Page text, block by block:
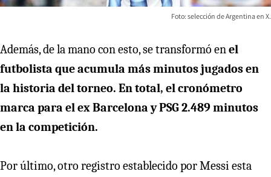
Foto: selección de Argentina en X.
Además, de la mano con esto, se transformó en el
futbolista que acumula más minutos jugados en
la historia del torneo. En total, el cronómetro
marca para el ex Barcelona y PSG 2.489 minutos
en la competición.
Por último, otro registro establecido por Messi esta